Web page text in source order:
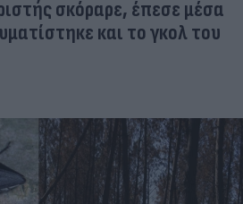
σκόραρε, έπεσε μέσα
και το γκολ του